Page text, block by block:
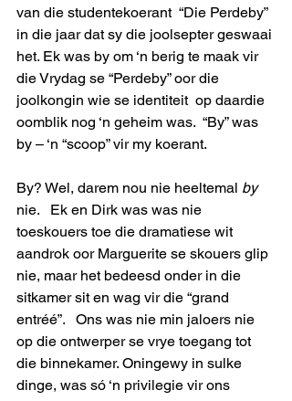
van die studentekoerant  “Die Perdeby”
in die jaar dat sy die joolsepter geswaai
het. Ek was by om ‘n berig te maak vir
die Vrydag se “Perdeby” oor die
joolkongin wie se identiteit  op daardie
oomblik nog ‘n geheim was.  “By” was
by – ‘n “scoop” vir my koerant.
By? Wel, darem nou nie heeltemal by
nie.   Ek en Dirk was was nie
toeskouers toe die dramatiese wit
aandrok oor Marguerite se skouers glip
nie, maar het bedeesd onder in die
sitkamer sit en wag vir die “grand
entréé”.   Ons was nie min jaloers nie
op die ontwerper se vrye toegang tot
die binnekamer. Oningewy in sulke
dinge, was só ‘n privilegie vir ons